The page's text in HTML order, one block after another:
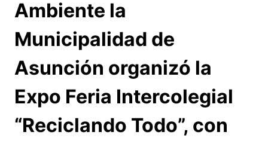
Ambiente la
Municipalidad de
Asunción organizó la
Expo Feria Intercolegial
“Reciclando Todo”, con